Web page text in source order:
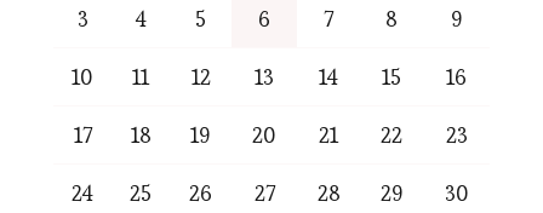
3 4 5 6 7 8 9
10 11 12 13 14 15 16
17 18 19 20 21 22 23
24 25 26 27 28 29 30